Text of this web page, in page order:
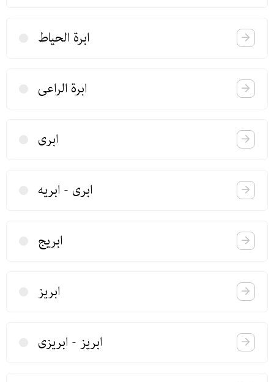
ابرة الحیاط
ابرة الراعی
ابری
ابری - ابریه
ابریج
ابریز
ابریز - ابریزی